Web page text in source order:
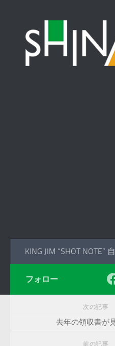
KING JIM “SHOT NOTE”
フォロー
次の記事
去年の領収書が
前の記事